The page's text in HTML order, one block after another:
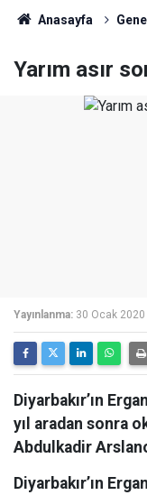
Anasayfa Genel
Yarım asır
Yayınlanma: 30 Ocak
Diyarbakır’ın
yıl aradan sonra
Abdulkadir
Diyarbakır’ın